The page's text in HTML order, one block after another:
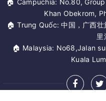
Khan Obekrom,
🏠 Trung Quốc: 中国，广西
里
🏠 Malaysia: No68,Jalan
Kuala